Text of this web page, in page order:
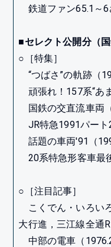
鉄道ファン65.1～6
■セレクト公開分（
○［特集］
“つばさ”の軌跡（
頑張れ！157系“あ
国鉄の交直流車両
JR特急1991パート
話題の車両'91（
20系特急形客車最
○［注目記事］
こくでん・いろい
大行進，三江線全通
中部の電車（1976.2